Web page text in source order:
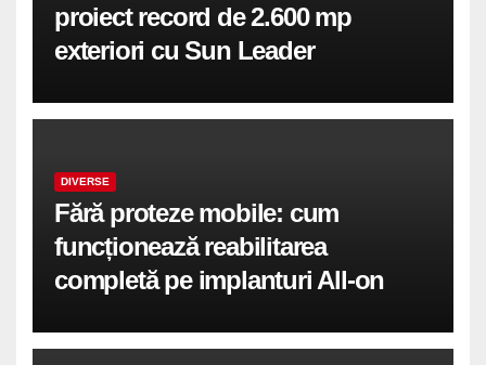
proiect record de 2.600 mp
exteriori cu Sun Leader
DIVERSE
Fără proteze mobile: cum
funcționează reabilitarea
completă pe implanturi All-on